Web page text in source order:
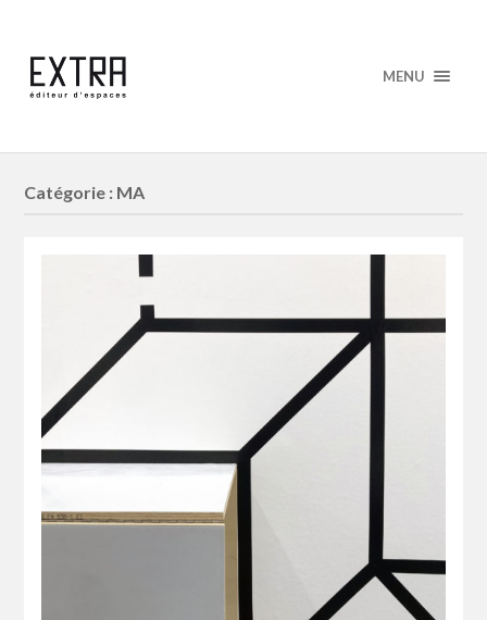
MENU
Catégorie : MA